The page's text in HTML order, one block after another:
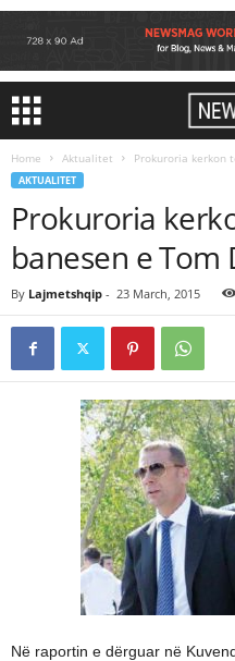
Home Aktualitet Prokuroria kerkon
AKTUALITET
Prokuroria
banesen e Tom
By Lajmetshqip - 23 March, 2015
Në raportin e dërguar në